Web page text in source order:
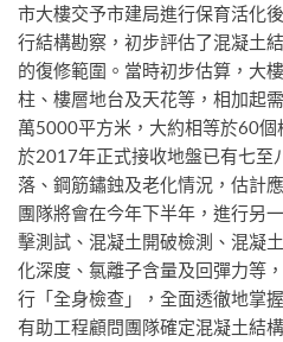
市大樓交予市建局進行保育活化
行結構勘察，初步評估了混凝土
的復修範圍。當時初步估算，大
柱、樓層地台及天花等，相加起
萬5000平方米，大約相等於60
於2017年正式接收地盤已有七至
落、鋼筋鏽鉵及老化情況，估計
團隊將會在今年下半年，進行另
擊測試、混凝土開破檢測、混凝
化深度、氯離子含量及回彈力等
行「全身檢查」，全面透徹地掌
有助工程顧問團隊確定混凝土結